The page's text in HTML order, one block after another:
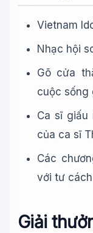
Vietnam
Nhạc hội
Gõ cửa
cuộc sống
Ca sĩ giấu
của ca sĩ
Các
với tư
Giải